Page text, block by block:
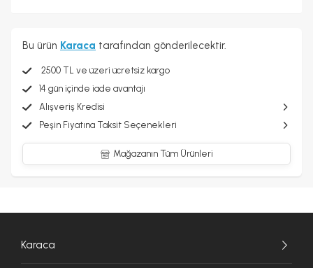
Bu ürün Karaca tarafından gönderilecektir.
2500 TL ve üzeri ücretsiz kargo
14 gün içinde iade avantajı
Alışveriş Kredisi
Peşin Fiyatına Taksit Seçenekleri
Mağazanın Tüm Ürünleri
Karaca